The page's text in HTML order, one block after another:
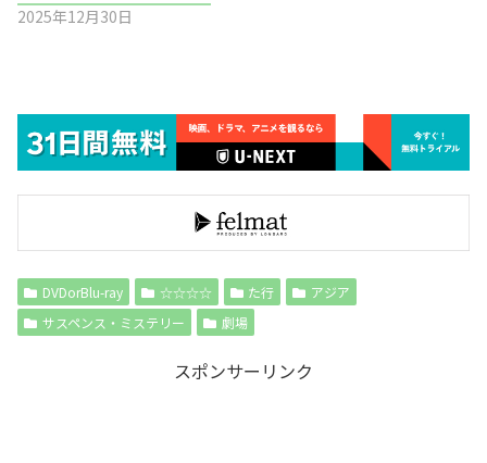
2025年12月30日
DVDorBlu-ray ☆☆☆☆ た行
アジア
サスペンス・ミステリー
劇場
スポンサーリンク